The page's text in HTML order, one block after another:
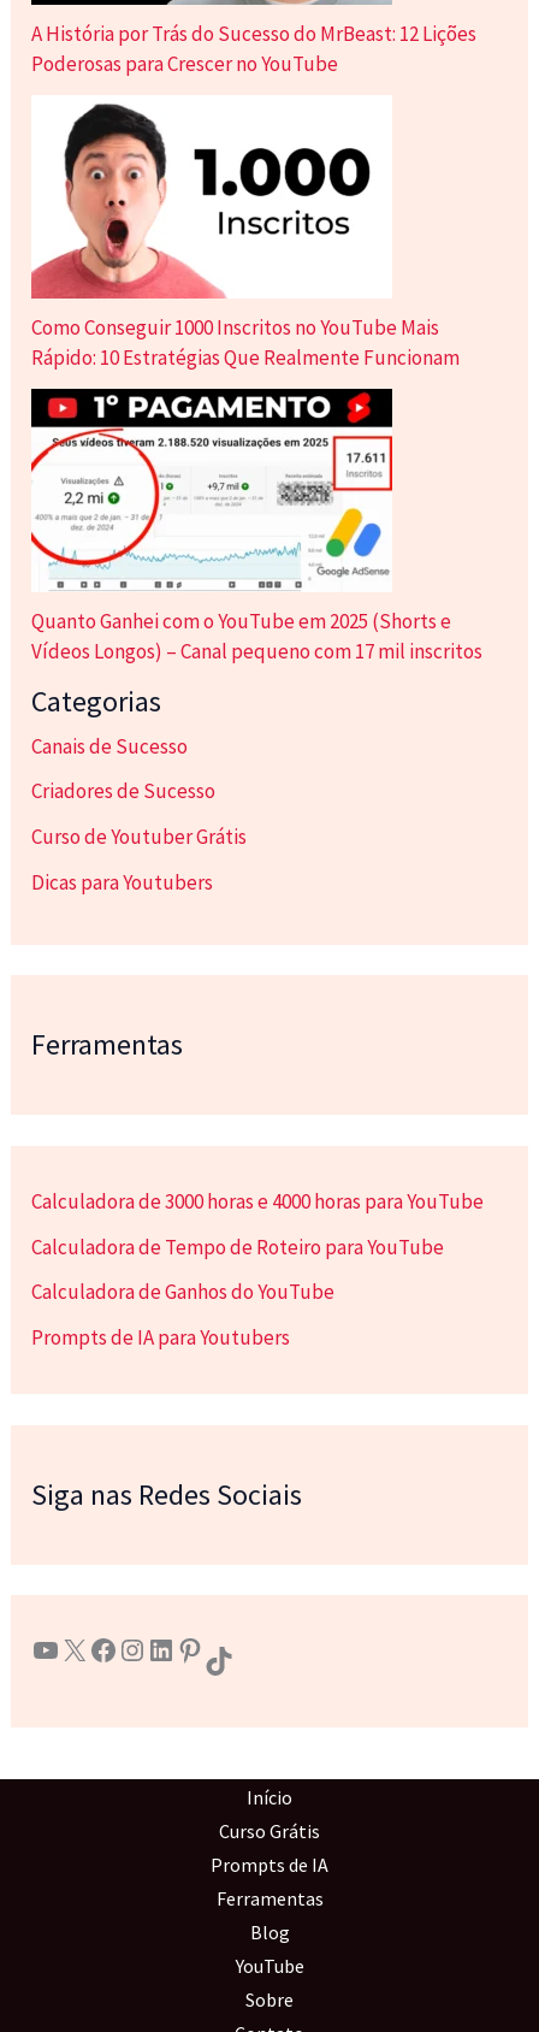
A História por Trás do Sucesso do MrBeast: 12 Lições
Poderosas para Crescer no YouTube
Como Conseguir 1000 Inscritos no YouTube Mais
Rápido: 10 Estratégias Que Realmente Funcionam
Quanto Ganhei com o YouTube em 2025 (Shorts e
Vídeos Longos) – Canal pequeno com 17 mil inscritos
Categorias
Canais de Sucesso
Criadores de Sucesso
Curso de Youtuber Grátis
Dicas para Youtubers
Ferramentas
Calculadora de 3000 horas e 4000 horas para YouTube
Calculadora de Tempo de Roteiro para YouTube
Calculadora de Ganhos do YouTube
Prompts de IA para Youtubers
Siga nas Redes Sociais
Youtube X Facebook Instagram LinkedIn Pinterest TikTok
Início
Curso Grátis
Prompts de IA
Ferramentas
Blog
YouTube
Sobre